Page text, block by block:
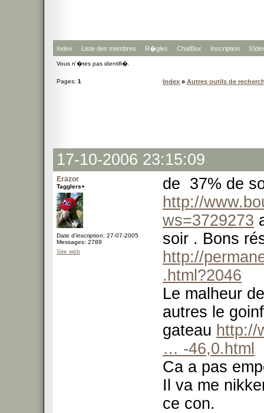
Index Liste des membres R�gles ChatBox Inscription
Vous n'�tes pas identifi�.
Pages: 1 Index » Autres outils de
17-10-2006 23:15:09
Erazor
Tagglers+
Date d'inscription: 27-07-2005
Messages: 2789
Site web
de 37% de
http://
ws=3729273
soir . Bons
http://
.html?2046
Le malheur
autres le
gateau http://
… -46,0.html
Ca a pas
Il va me
ce con.